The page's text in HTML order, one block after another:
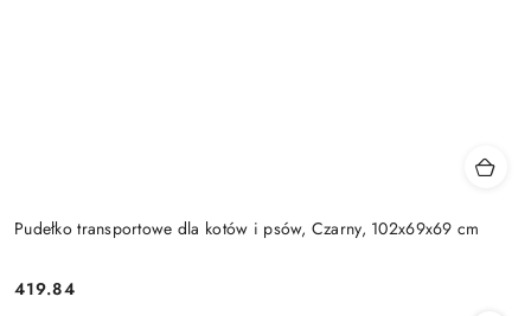
Pudełko transportowe dla kotów i psów, Czarny, 102x69x69 cm
Cena:
419.84